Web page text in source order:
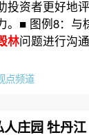
投资者更好地
。■ 图例8：与
林问题进行沟
点频道
庄园 牡丹江